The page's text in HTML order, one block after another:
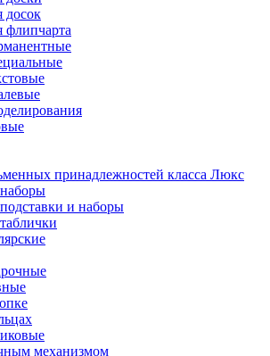
досок
флипчарта
принадлежностей класса Люкс
и наборы
механизмом